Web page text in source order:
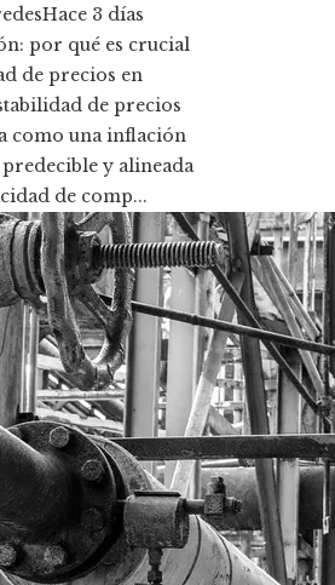
Hace 3 días
por qué es crucial
de precios en
de precios
como una inflación
y alineada
de comp...